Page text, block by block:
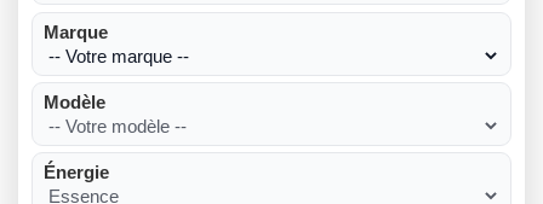
Marque
Modèle
Énergie